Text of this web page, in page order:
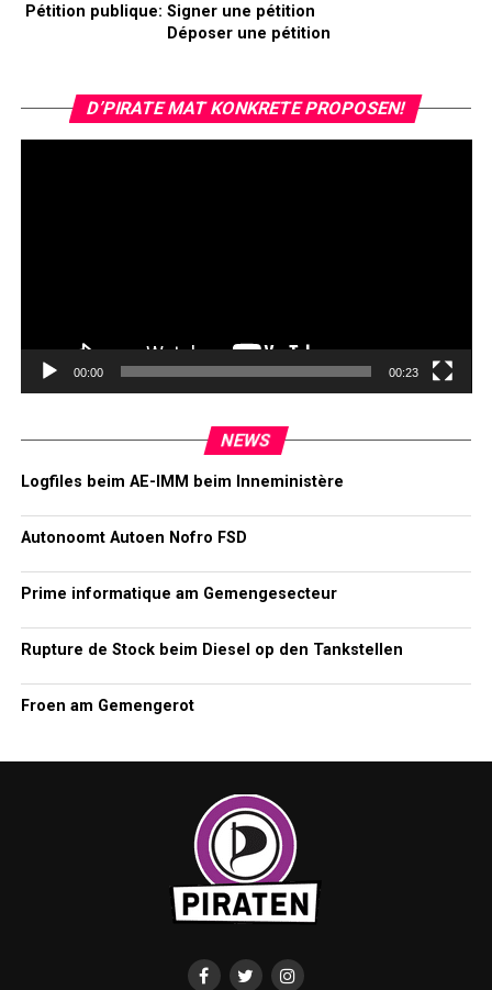
Pétition publique: Signer une pétition
Déposer une pétition
D’PIRATE MAT KONKRETE PROPOSEN!
00:00 00:23
NEWS
Logfiles beim AE-IMM beim Inneministère
Autonoomt Autoen Nofro FSD
Prime informatique am Gemengesecteur
Rupture de Stock beim Diesel op den Tankstellen
Froen am Gemengerot